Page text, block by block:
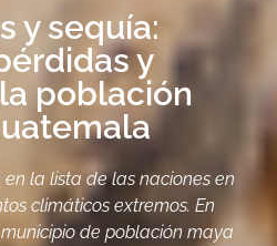
y sequía:
y
población
la lista de las naciones en
climáticos extremos. En
de población maya